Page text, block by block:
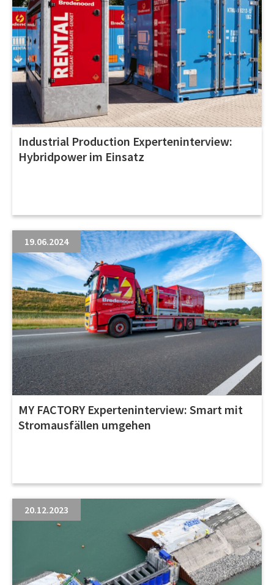
Industrial Production Experteninterview:
Hybridpower im Einsatz
19.06.2024
MY FACTORY Experteninterview: Smart mit
Stromausfällen umgehen
20.12.2023